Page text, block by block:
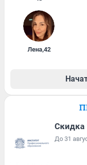
Лена,42
Скидка
До 31